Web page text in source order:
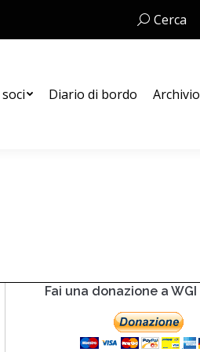
Cerca:Cerca
Diario di bordo Archivio
Fai una donazione a WGI
Contatti